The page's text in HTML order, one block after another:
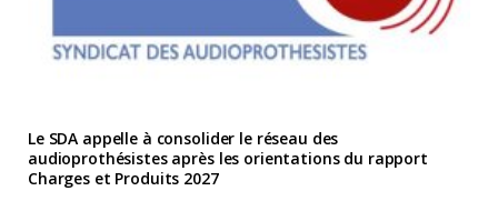
Le SDA appelle à consolider le réseau des
audioprothésistes après les orientations du rapport
Charges et Produits 2027